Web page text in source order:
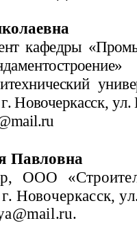
кафедры
г. Новочеркасск,
Павловна
ООО
Новочеркасск,
@mail.ru.